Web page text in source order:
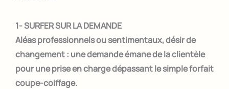
1- SURFER SUR LA DEMANDE
Aléas professionnels ou sentimentaux, désir de
changement : une demande émane de la clientèle
pour une prise en charge dépassant le simple forfait
coupe-coiffage.